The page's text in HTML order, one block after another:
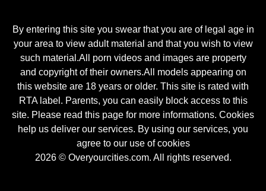
By entering this site you swear that you are of legal age in
your area to view adult material and that you wish to view
such material.All porn videos and images are property
and copyright of their owners.All models appearing on
this website are 18 years or older. This site is rated with
RTA label. Parents, you can easily block access to this
site. Please read this page for more informations. Cookies
help us deliver our services. By using our services, you
agree to our use of cookies
2026 © Overyourcities.com. All rights reserved.